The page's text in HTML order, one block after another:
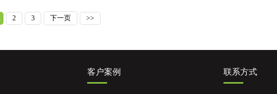
2 3 下一页 >>
客户案例 联系方式